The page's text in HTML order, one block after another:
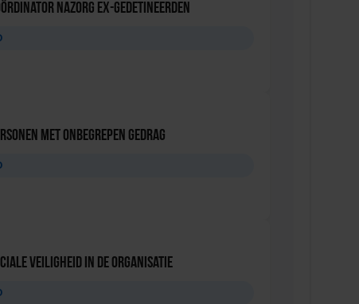
nazorg ex-gedetineerden
met onbegrepen gedrag
Veiligheid in de Organisatie